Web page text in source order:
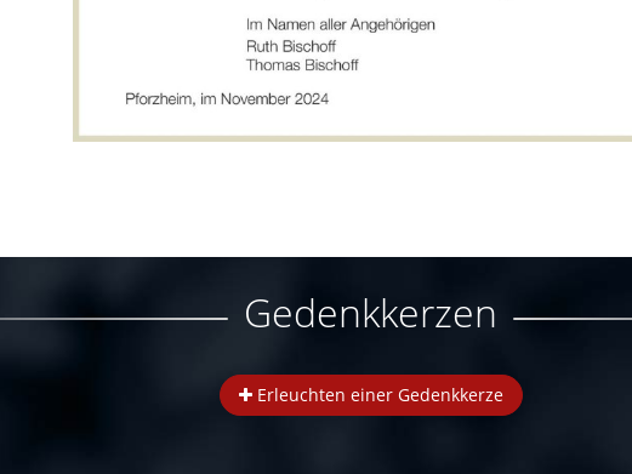
Gedenkkerzen
Erleuchten einer Gedenkkerze